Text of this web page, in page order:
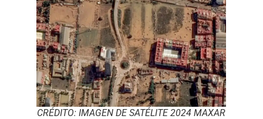
CRÉDITO: IMAGEN DE SATÉLITE 2024 MAXAR